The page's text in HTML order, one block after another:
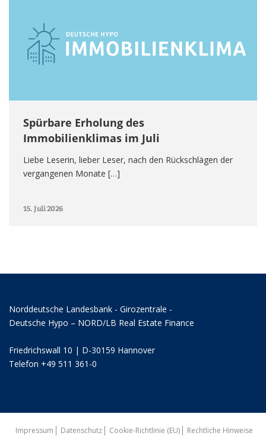
Spürbare Erholung des
Immobilienklimas im Juli
Liebe Leserin, lieber Leser, nach den Rückschlägen der
vergangenen Monate […]
15. Juli 2026
Norddeutsche Landesbank - Girozentrale -
Deutsche Hypo – NORD/LB Real Estate Finance
Friedrichswall 10 | D-30159 Hannover
Telefon +49 511 361-0
Impressum Datenschutz Cookie-Richtlinie (EU) Rechtliche Hinweise